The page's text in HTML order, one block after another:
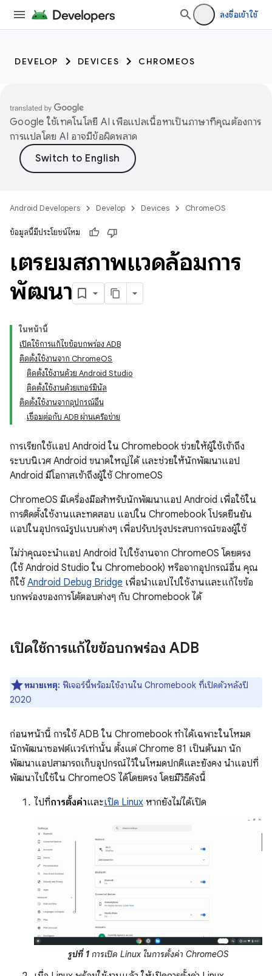
ลงชื่อเข้าใช้
DEVELOP DEVICES CHROMEOS
Google ใช้เทคโนโลยี AI เพื่อแปลเนื้อหาเป็นภาษาที่คุณต้องการ
การแปลโดย AI อาจมีข้อผิดพลาด
Android Developers Develop Devices ChromeOS
ข้อมูลนี้มีประโยชน์ไหม
เตรียมสภาพแวดล้อมการ
พัฒนา
ในหน้านี้
เปิดใช้การแก้ไขข้อบกพร่อง ADB
ติดตั้งใช้งานจาก ChromeOS
ติดตั้งใช้งานด้วย Android Studio
ติดตั้งใช้งานด้วยเทอร์มินัล
ติดตั้งใช้งานจากอุปกรณ์อื่น
เชื่อมต่อกับ ADB ผ่านเครือข่าย
การเรียกใช้แอป Android ใน Chromebook ช่วยให้ผู้ใช้เข้าถึง
ระบบนิเวศ Android ขนาดใหญ่ได้ และช่วยให้นักพัฒนาแอป
Android มีโอกาสเข้าถึงผู้ใช้ ChromeOS
ChromeOS มีเครื่องมือสำหรับนักพัฒนาแอป Android เพื่อใช้ใน
การติดตั้งใช้งานและทดสอบ แอปใน Chromebook โปรดยืนยัน
แอปในอุปกรณ์รูปแบบต่างๆ เพื่อปรับปรุงประสบการณ์ของผู้ใช้
ไม่ว่าคุณจะนำแอป Android ไปใช้งานจาก ChromeOS โดยตรง
(ใช้ Android Studio ใน Chromebook) หรือจากอุปกรณ์อื่น คุณ
ก็ใช้ Android Debug Bridge เพื่อนำแอปไปใช้งานและแก้ไขข้อ
บกพร่องของการโต้ตอบต่างๆ กับ Chromebook ได้
เปิดใช้การแก้ไขข้อบกพร่อง ADB
หมายเหตุ: ฟีเจอร์นี้พร้อมใช้งานใน Chromebook ที่เปิดตัวหลังปี
2020
ก่อนหน้านี้ การใช้ ADB ใน Chromebook ทำได้เฉพาะในโหมด
นักพัฒนาซอฟต์แวร์เท่านั้น ตั้งแต่ Chrome 81 เป็นต้นมา นัก
พัฒนาแอปสามารถเก็บอุปกรณ์ไว้ในโหมดปกติและยังคง นำแอปที่
พัฒนาไปใช้ใน ChromeOS ได้โดยตรง โดยมีวิธีดังนี้
ไปที่การตั้งค่าและเปิด Linux หากยังไม่ได้เปิด
รูปที่ 1 การเปิด Linux ในการตั้งค่า ChromeOS